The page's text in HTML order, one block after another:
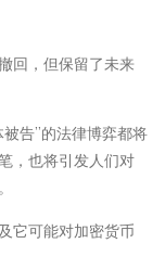
回，但保留了未来
告”的法律博弈都将
，也将引发人们对
它可能对加密货币